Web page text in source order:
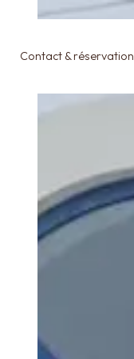
Contact & réservation